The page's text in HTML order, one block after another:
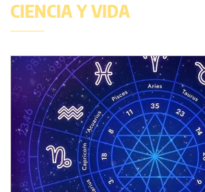
CIENCIA Y VIDA